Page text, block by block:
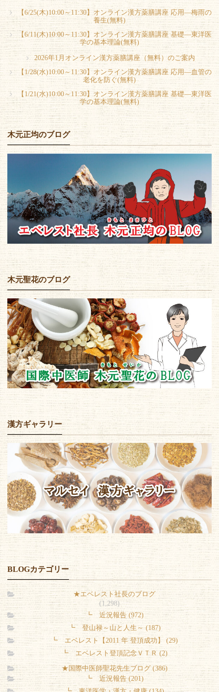
【6/25(木)10:00～11:30】オンライン漢方薬膳講座 応用―梅雨の
養生(無料)
【6/11(木)10:00～11:30】オンライン漢方薬膳講座 基礎―東洋医
学の基本理論(無料)
2026年1月オンライン漢方薬膳講座（無料）のご案内
【1/28(水)10:00～11:30】オンライン漢方薬膳講座 応用―血管の
老化を防ぐ(無料)
【1/21(水)10:00～11:30】オンライン漢方薬膳講座 基礎―東洋医
学の基本理論(無料)
木元正均のブログ
木元聖花のブログ
漢方ギャラリー
BLOGカテゴリー
★エベレスト社長のブログ
(1,298)
┗ 近況報告 (972)
┗ 登山禄～山と人生～ (187)
┗ エベレスト【2011 年 登頂成功】 (29)
┗ エベレスト登頂記念ＶＴＲ (2)
★国際中医師聖花先生ブログ (386)
┗ 近況報告 (201)